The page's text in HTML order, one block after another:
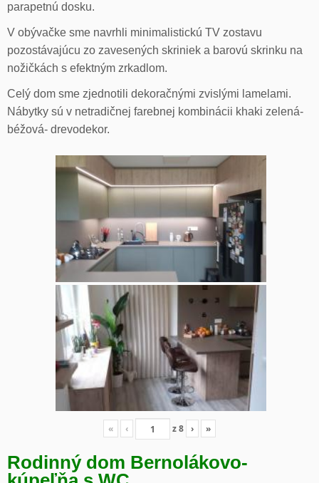
parapetnú dosku.
V obývačke sme navrhli minimalistickú TV zostavu
pozostávajúcu zo zavesených skriniek a barovú skrinku na
nožičkách s efektným zrkadlom.
Celý dom sme zjednotili dekoračnými zvislými lamelami.
Nábytky sú v netradičnej farebnej kombinácii khaki zelená-
béžová- drevodekor.
« ‹ z8 › »
Rodinný dom Bernolákovo-